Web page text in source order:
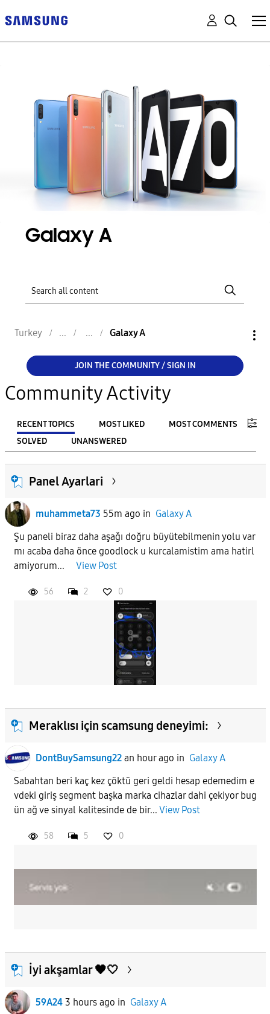
Galaxy A
Turkey Galaxy A
JOIN THE COMMUNITY / SIGN IN
Community Activity
RECENT TOPICS MOST LIKED
MOST COMMENTS
SOLVED
UNANSWERED
FILTER:
From
To
Panel Ayarlari
muhammeta73 55m ago in Galaxy A
Şu paneli biraz daha aşaǧı doğru büyütebilmenin yolu var
mı acaba daha önce goodlock u kurcalamistim ama hatirl
amiyorum... View Post
56 2 0
Meraklısı için scamsung deneyimi:
DontBuySamsung22 an hour ago in Galaxy A
Sabahtan beri kaç kez çöktü geri geldi hesap edemedim e
vdeki giriş segment başka marka cihazlar dahi çekiyor bug
ün ağ ve sinyal kalitesinde de bir... View Post
58 5 0
İyi akşamlar 🖤🤍
59A24 3 hours ago in Galaxy A